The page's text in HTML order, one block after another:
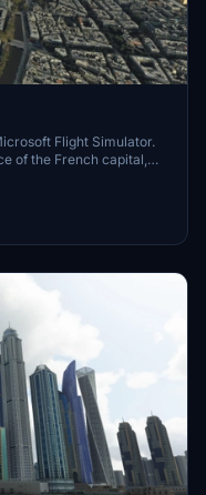
Flight Simulator.
of the French capital,
marvels. With
in the beauty of Paris,
culture. Download